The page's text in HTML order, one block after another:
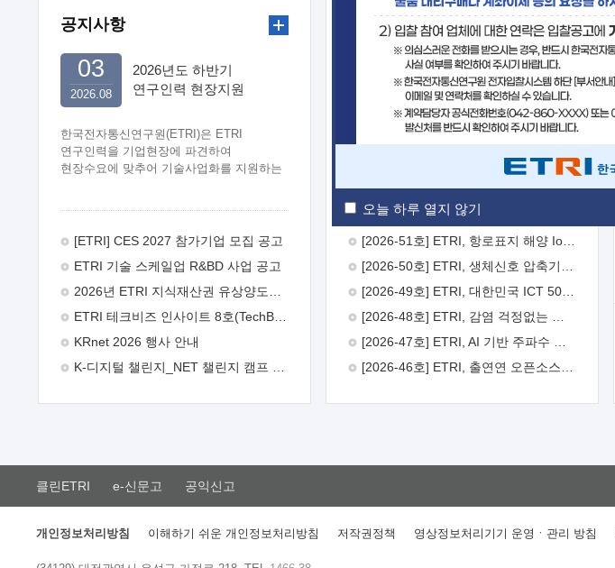
오늘 하루 열지 않기
공지사항
2026년도 하반기
연구인력 현장지원
한국전자통신연구원(ETRI)은 ETRI
연구인력을 기업현장에 파견하여
현장수요에 맞추어 기술사업화를 지원하는
주시기 바랍니다. 2026년 8월
추진목적: ETRI 인력을 기업현장에 파견.
기술지원을 실시함으로써 ETRI 개발기술의
극대화하고, 지원기업을 강견기업으로
육성하고자 함.  신청자격: ETRI
ETRI 창업/연구소기업, 기술이전/출자기업
(2 ~ 3년차) 연봉의 40%  추진일정(1)
희망기업 신청/접수(2)희망인력-희망기업
매칭(3)현장조사/ 선정(심의)(4)협약체결
26일 9월초순 9월 중순 10월 이후*
2026.08
03
[ETRI] CES 2027 참가기업 모집 공고
ETRI 기술 스케일업 R&BD 사업 공고
ETRI 테크비즈 인사이트 8호(TechBiz Insight Vol.8) 발간
KRnet 2026 행사 안내
보도자료
[2026-52호] ETRI, ITU-T 자율주행차 국제표준화 주도한다
클린ETRI e-신문고 공익신고
개인정보처리방침 이해하기 쉬운 개인정보처리방침 저작권정책 영상정보처리기기 운영ㆍ관리 방침